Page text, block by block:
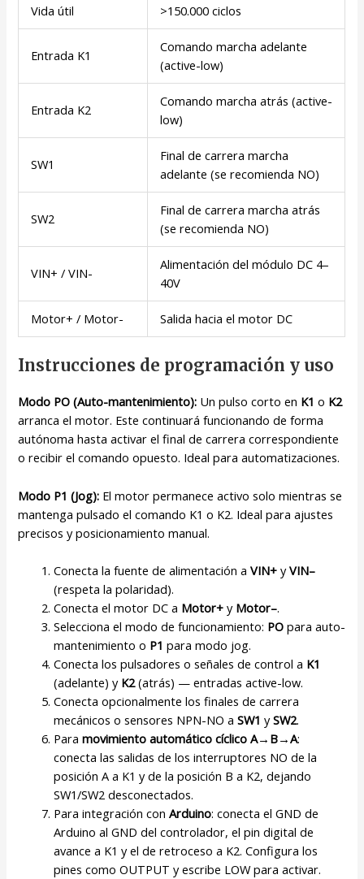
Vida útil >150.000 ciclos
Entrada K1
Comando marcha adelante
(active-low)
Entrada K2
Comando marcha atrás (active-
low)
SW1
Final de carrera marcha
adelante (se recomienda NO)
SW2
Final de carrera marcha atrás
(se recomienda NO)
VIN+ / VIN-
Alimentación del módulo DC 4–
40V
Motor+ / Motor- Salida hacia el motor DC
Instrucciones de programación y uso
Modo PO (Auto-mantenimiento): Un pulso corto en K1 o K2
arranca el motor. Este continuará funcionando de forma
autónoma hasta activar el final de carrera correspondiente
o recibir el comando opuesto. Ideal para automatizaciones.
Modo P1 (Jog): El motor permanece activo solo mientras se
mantenga pulsado el comando K1 o K2. Ideal para ajustes
precisos y posicionamiento manual.
Conecta la fuente de alimentación aVIN+ yVIN–
(respeta la polaridad).
Conecta el motor DC a Motor+ y Motor–.
Selecciona el modo de funcionamiento: PO para auto-
mantenimiento o P1 para modo jog.
Conecta los pulsadores o señales de control a K1
(adelante) y K2(atrás) — entradas active-low.
Conecta opcionalmente los finales de carrera
mecánicos o sensores NPN-NO aSW1 ySW2.
Paramovimiento automático cíclico A→B→A:
conecta las salidas de los interruptores NO de la
posición A a K1 y de la posición B a K2, dejando
SW1/SW2 desconectados.
Para integración conArduino: conecta el GND de
Arduino al GND del controlador, el pin digital de
avance a K1 y el de retroceso a K2. Configura los
pines como OUTPUT y escribe LOW para activar.